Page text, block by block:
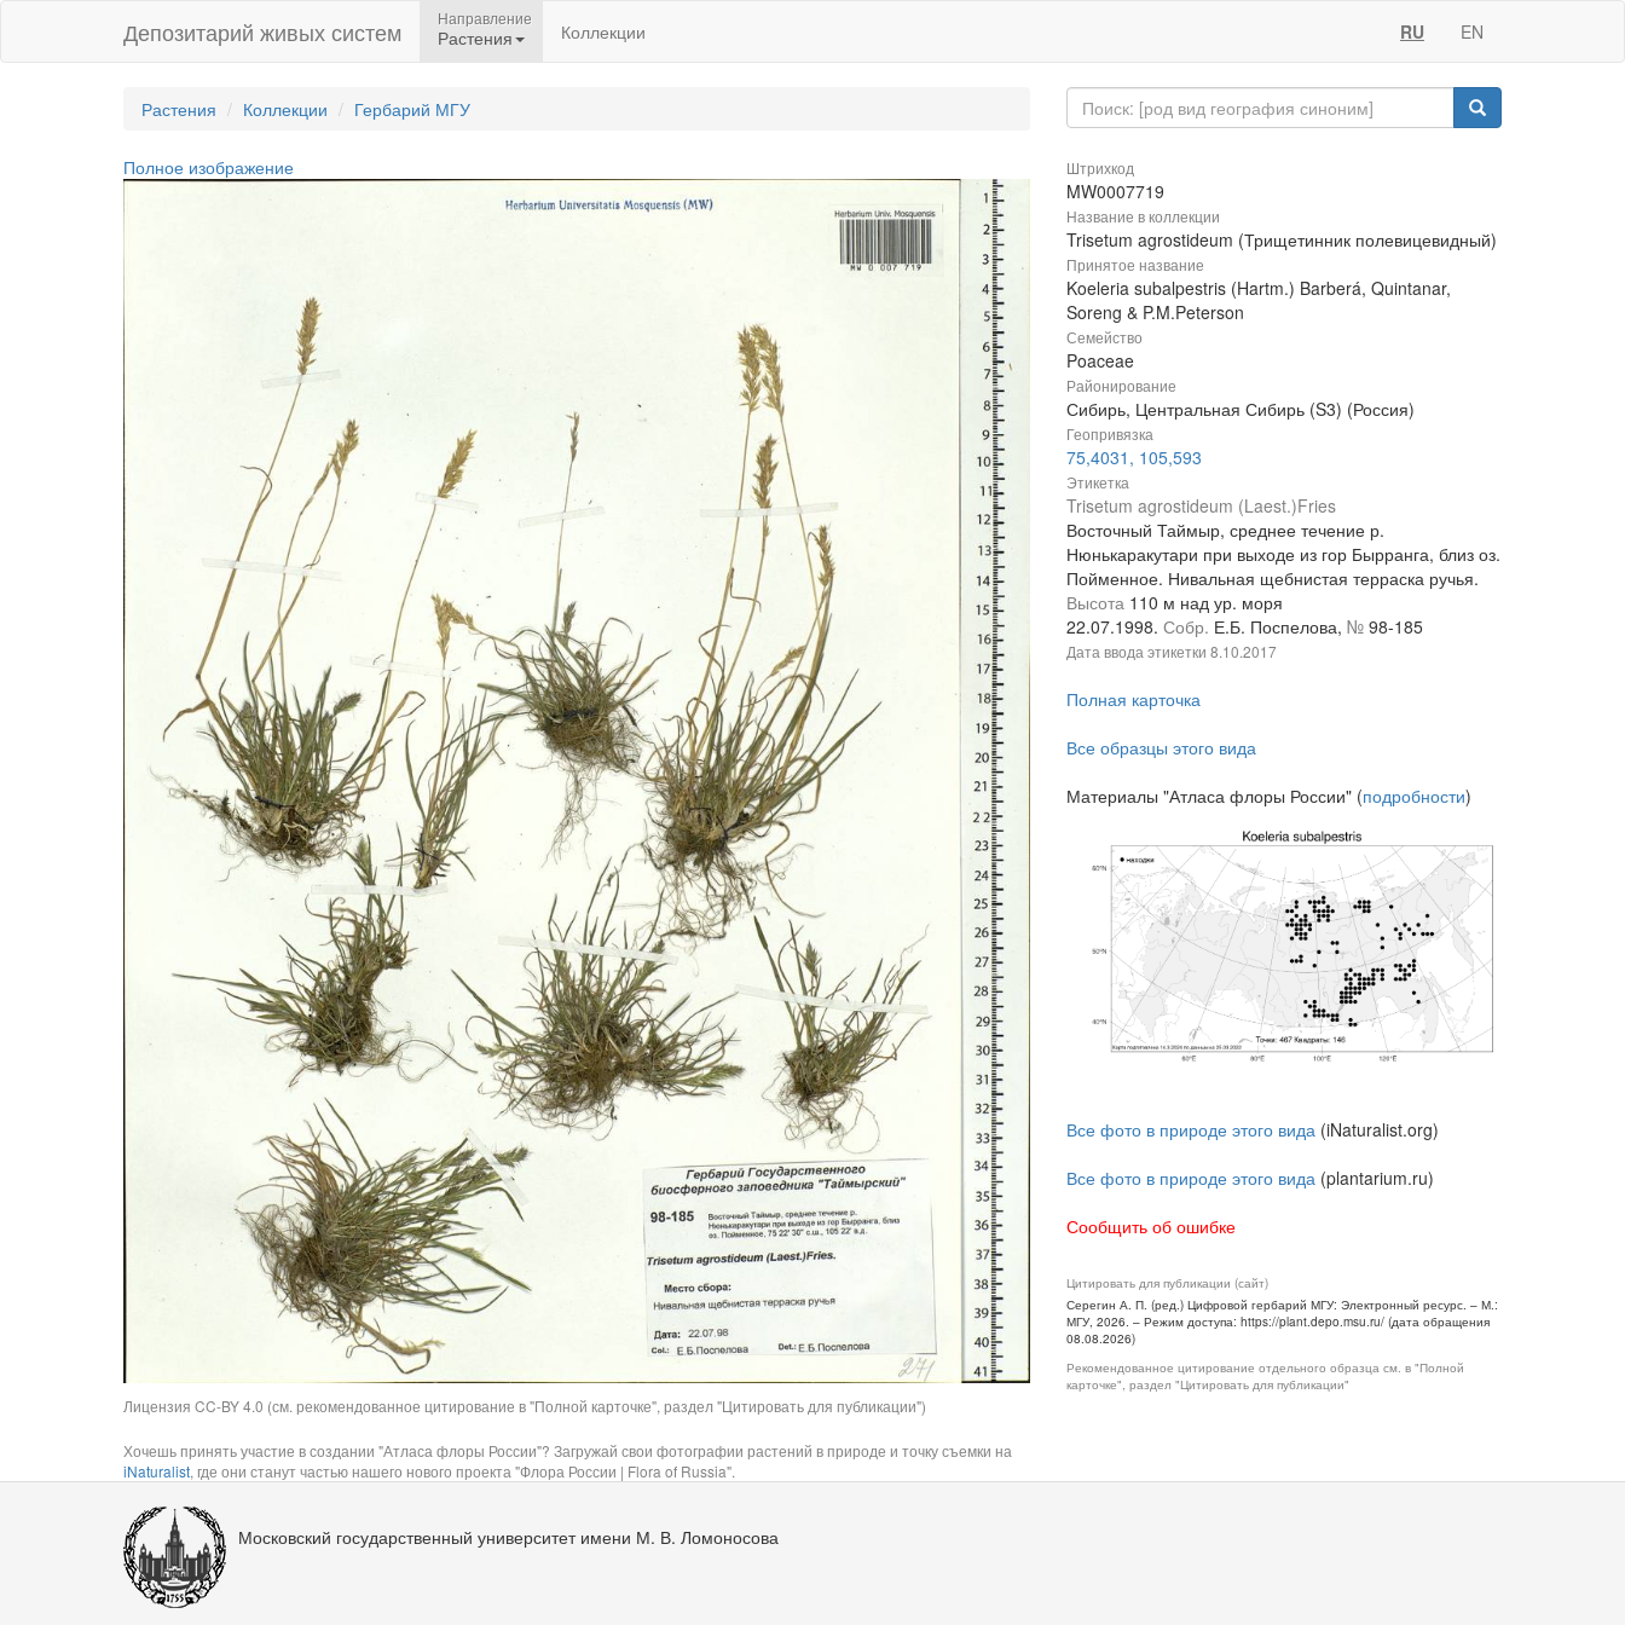
Депозитарий живых систем Направление
Растения Коллекции RU EN
Растения Коллекции Гербарий МГУ
Полное изображение
Лицензия CC-BY 4.0 (см. рекомендованное цитирование в "Полной карточке", раздел "Цитировать для публикации")
Хочешь принять участие в создании "Атласа флоры России"? Загружай свои фотографии растений в природе и точку съемки на
iNaturalist, где они станут частью нашего нового проекта "Флора России | Flora of Russia".
Штрихкод
MW0007719
Название в коллекции
Trisetum agrostideum (Трищетинник полевицевидный)
Принятое название
Koeleria subalpestris (Hartm.) Barberá, Quintanar,
Soreng & P.M.Peterson
Семейство
Poaceae
Районирование
Сибирь, Центральная Сибирь (S3) (Россия)
Геопривязка
75,4031, 105,593
Этикетка
Trisetum agrostideum (Laest.)Fries
Восточный Таймыр, среднее течение р.
Нюнькаракутари при выходе из гор Бырранга, близ оз.
Пойменное. Нивальная щебнистая терраска ручья.
Высота 110 м над ур. моря
22.07.1998. Собр. Е.Б. Поспелова, № 98-185
Дата ввода этикетки 8.10.2017
Полная карточка
Все образцы этого вида
Материалы "Атласа флоры России" (подробности)
Все фото в природе этого вида (iNaturalist.org)
Все фото в природе этого вида (plantarium.ru)
Сообщить об ошибке
Цитировать для публикации (сайт)
Серегин А. П. (ред.) Цифровой гербарий МГУ: Электронный ресурс. – М.:
МГУ, 2026. – Режим доступа: https://plant.depo.msu.ru/ (дата обращения
08.08.2026)
Рекомендованное цитирование отдельного образца см. в "Полной
карточке", раздел "Цитировать для публикации"
Московский государственный университет имени М. В. Ломоносова